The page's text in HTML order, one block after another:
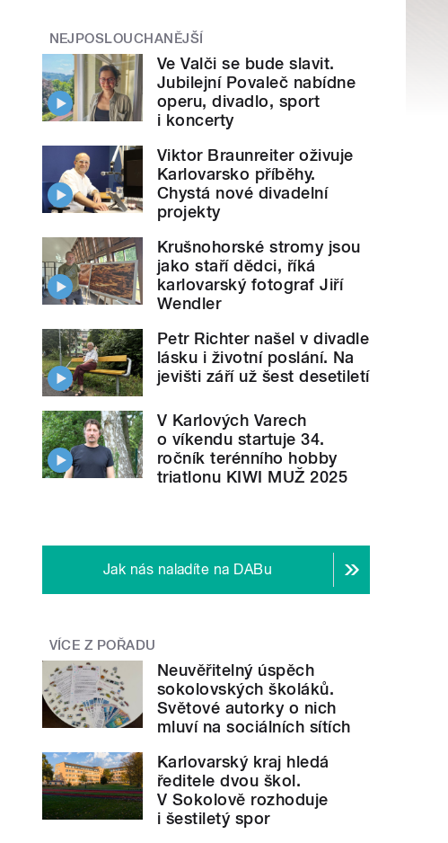
NEJPOSLOUCHANĚJŠÍ
Ve Valči se bude slavit.
Jubilejní Povaleč nabídne
operu, divadlo, sport
i koncerty
Viktor Braunreiter oživuje
Karlovarsko příběhy.
Chystá nové divadelní
projekty
Krušnohorské stromy jsou
jako staří dědci, říká
karlovarský fotograf Jiří
Wendler
Petr Richter našel v divadle
lásku i životní poslání. Na
jevišti září už šest desetiletí
V Karlových Varech
o víkendu startuje 34.
ročník terénního hobby
triatlonu KIWI MUŽ 2025
Jak nás naladíte na DABu
VÍCE Z POŘADU
Neuvěřitelný úspěch
sokolovských školáků.
Světové autorky o nich
mluví na sociálních sítích
Karlovarský kraj hledá
ředitele dvou škol.
V Sokolově rozhoduje
i šestiletý spor